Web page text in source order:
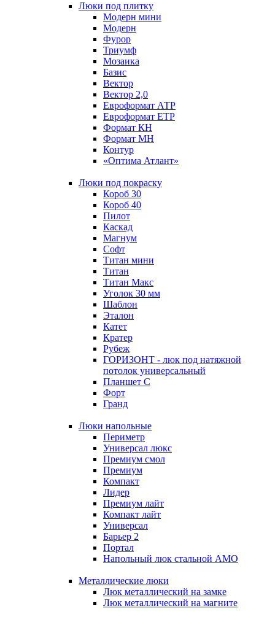
Люки под плитку
Модерн мини
Модерн
Фурор
Триумф
Мозаика
Базис
Вектор
Вектор 2,0
Евроформат АТР
Евроформат ЕТР
Формат КН
Формат МН
Контур
«Оптима Атлант»
Люки под покраску
Короб 30
Короб 40
Пилот
Каскад
Магнум
Софт
Титан мини
Титан
Титан Макс
Уголок 30 мм
Шаблон
Эталон
Катет
Кратер
Рубеж
ГОРИЗОНТ - люк под натяжной
потолок универсальный
Планшет С
Форт
Гранд
Люки напольные
Периметр
Универсал люкс
Премиум смол
Премиум
Компакт
Лидер
Премиум лайт
Компакт лайт
Универсал
Барьер 2
Портал
Напольный люк стальной АМО
Металлические люки
Люк металлический на замке
Люк металлический на магните